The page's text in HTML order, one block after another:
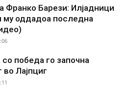
Франко Барези: Илјадници
му оддадоа последна
со победа го започна
во Лајпциг